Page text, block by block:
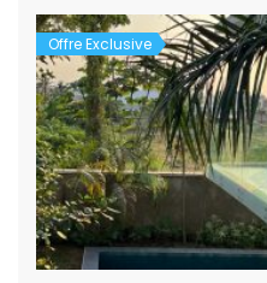
AFRICAINE,UNE BUANDERIE, […]
Offre Exclusive